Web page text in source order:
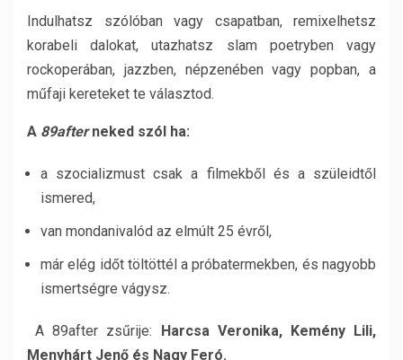
Indulhatsz szólóban vagy csapatban, remixelhetsz
korabeli dalokat, utazhatsz slam poetryben vagy
rockoperában, jazzben, népzenében vagy popban, a
műfaji kereteket te választod.
A 89afterneked szól ha:
a szocializmust csak a filmekből és a szüleidtől
ismered,
van mondanivalód az elmúlt 25 évről,
már elég időt töltöttél a próbatermekben, és nagyobb
ismertségre vágysz.
A 89after zsűrije: Harcsa Veronika, Kemény Lili,
Menyhárt Jenő és Nagy Feró.